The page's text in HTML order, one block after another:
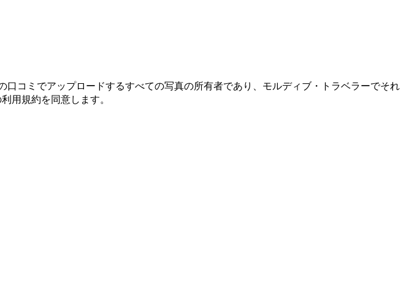
コミでアップロードするすべての写真の所有者であり、モルディブ・トラベラーでそれ
用規約を同意します。